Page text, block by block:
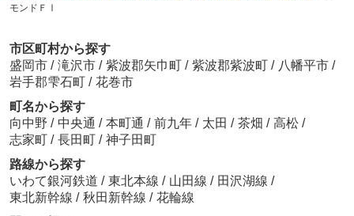
モンドＦⅠ
市区町村から探す
盛岡市 / 滝沢市 / 紫波郡矢巾町 / 紫波郡紫波町 / 八幡平市 /
岩手郡雫石町 / 花巻市
町名から探す
向中野 / 中央通 / 本町通 / 前九年 / 太田 / 茶畑 / 高松 /
志家町 / 長田町 / 神子田町
路線から探す
いわて銀河鉄道 / 東北本線 / 山田線 / 田沢湖線 /
東北新幹線 / 秋田新幹線 / 花輪線